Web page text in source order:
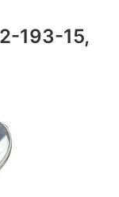
193-15,